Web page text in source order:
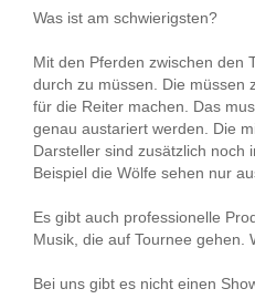
Was ist am schwierigsten?
Mit den Pferden zwischen den
durch zu müssen. Die müssen
für die Reiter machen. Das
genau austariert werden. Die
Darsteller sind zusätzlich noch
Beispiel die Wölfe sehen nur
Es gibt auch professionelle
Musik, die auf Tournee gehen.
Bei uns gibt es nicht einen